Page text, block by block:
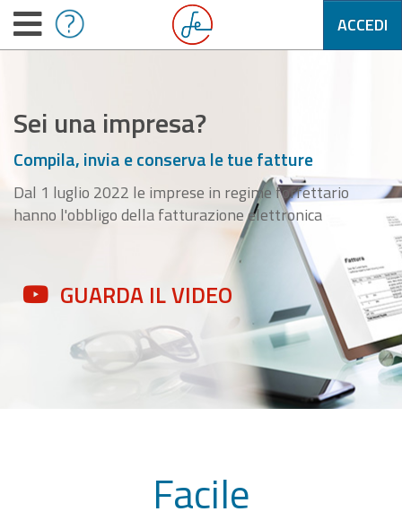
ACCEDI
Sei una impresa?
Compila, invia e conserva le tue fatture
Dal 1 luglio 2022 le imprese in regime forfettario
hanno l'obbligo della fatturazione elettronica
GUARDA IL VIDEO
Facile